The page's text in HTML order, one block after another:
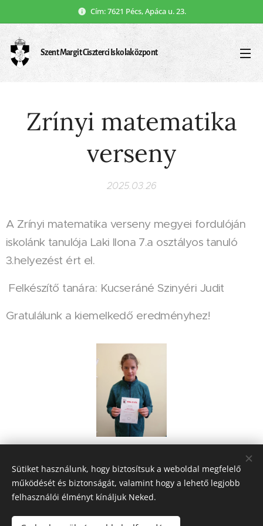
Cím: 7621 Pécs, Apáca u. 23.
Szent Margit Ciszterci Iskolaközpont
Zrínyi matematika
verseny
2025.03.26
A Zrínyi matematika verseny megyei fordulóján
iskolánk tanulója Laki Ilona 7.a osztályos tanuló
3.helyezést ért el.
Felkészítő tanára: Kucseráné Szinyéri Judit
Gratulálunk a kiemelkedő eredményhez!
Sütiket használunk, hogy biztosítsuk a weboldal megfelelő
működését és biztonságát, valamint hogy a lehető legjobb
felhasználói élményt kínáljuk Neked.